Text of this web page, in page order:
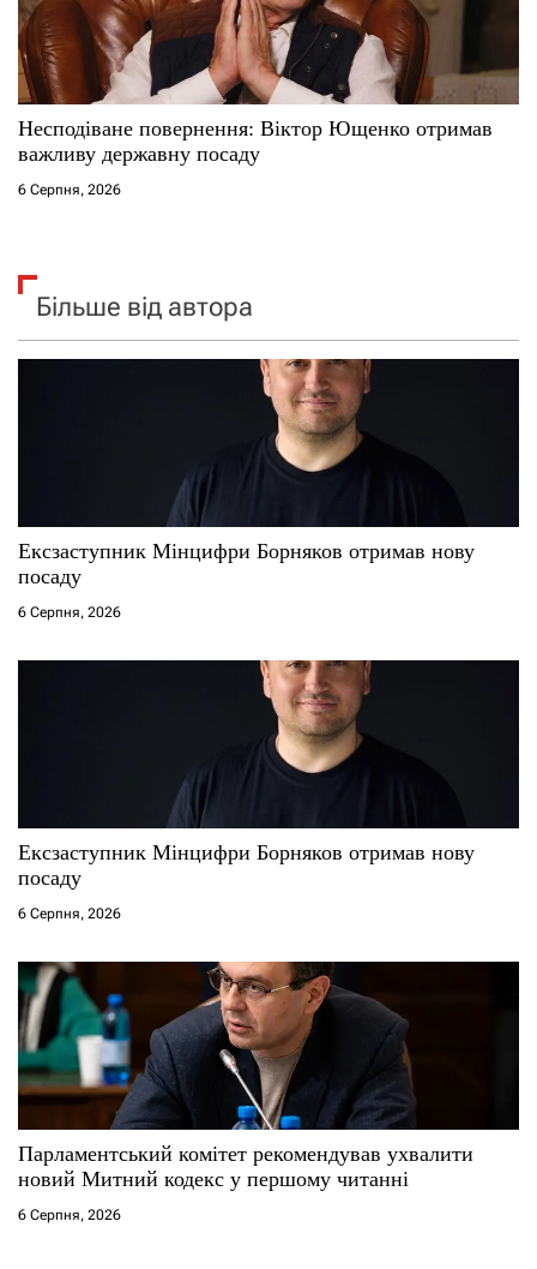
Несподіване повернення: Віктор Ющенко отримав
важливу державну посаду
6 Серпня, 2026
Більше від автора
Ексзаступник Мінцифри Борняков отримав нову
посаду
6 Серпня, 2026
Ексзаступник Мінцифри Борняков отримав нову
посаду
6 Серпня, 2026
Парламентський комітет рекомендував ухвалити
новий Митний кодекс у першому читанні
6 Серпня, 2026